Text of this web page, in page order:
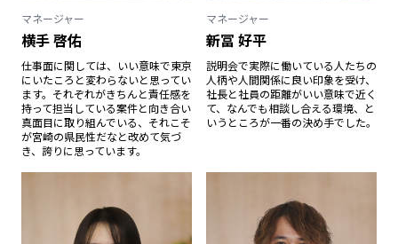
マネージャー
横手 啓佑
仕事面に関しては、いい意味で東京
にいたころと変わらないと思ってい
ます。それぞれがきちんと責任感を
持って担当している案件と向き合い
真面目に取り組んでいる、それこそ
が宮崎の県民性だなと改めて気づ
き、誇りに思っています。
マネージャー
新冨 好平
説明会で実際に働いている人たちの
人柄や人間関係に良い印象を受け、
社長と社員の距離がいい意味で近く
て、なんでも相談し合える環境、と
いうところが一番の決め手でした。